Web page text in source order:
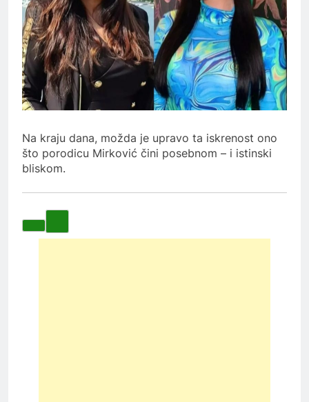
Na kraju dana, možda je upravo ta iskrenost ono
što porodicu Mirković čini posebnom – i istinski
bliskom.